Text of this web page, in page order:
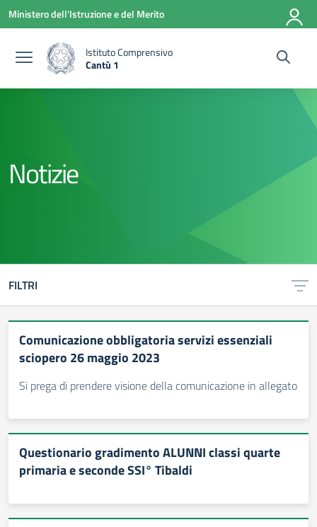
Vai ai contenuti
Vai al menu di navigazione
Vai al footer
Ministero dell'Istruzione e del Merito
Istituto Comprensivo
Cantù 1
Notizie
FILTRI
Comunicazione obbligatoria servizi essenziali
sciopero 26 maggio 2023
Si prega di prendere visione della comunicazione in allegato
Questionario gradimento ALUNNI classi quarte
primaria e seconde SSI° Tibaldi